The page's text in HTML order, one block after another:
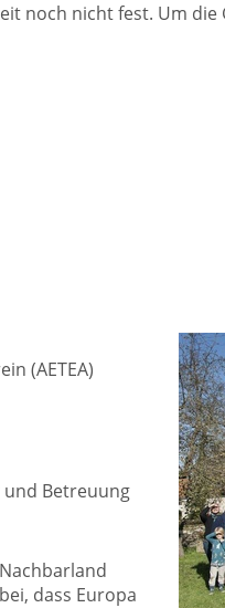
noch nicht fest. Um
(AETEA)
Betreuung
dass Europa